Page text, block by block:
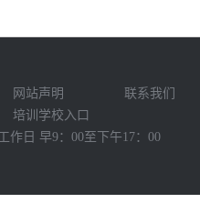
网站声明
联系我们
培训学校入口
作日 早9：00至下午17：00